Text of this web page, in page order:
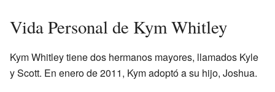
Vida Personal de Kym Whitley
Kym Whitley tiene dos hermanos mayores, llamados Kyle
y Scott. En enero de 2011, Kym adoptó a su hijo, Joshua.